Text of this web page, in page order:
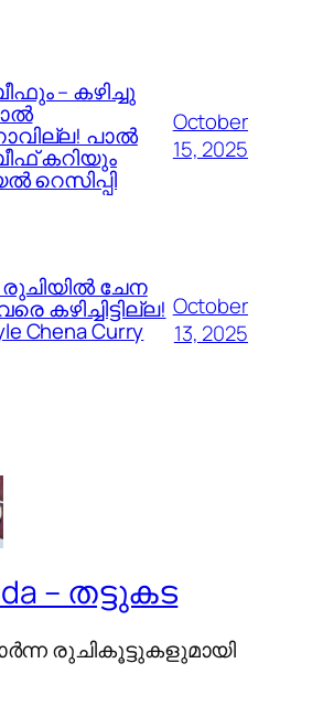
– കഴിച്ചു
പാൽ
കറിയും
October
15, 2025
ചേന
കഴിച്ചിട്ടില്ല!
Chena Curry
October
13, 2025
– തട്ടുകട
രുചികൂട്ടുകളുമായി